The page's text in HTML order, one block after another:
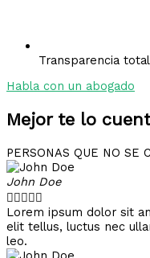
Transparencia
Habla con un abogado
Mejor te lo
PERSONAS QUE NO SE
John Doe

Lorem ipsum dolor sit
elit tellus, luctus nec
leo.